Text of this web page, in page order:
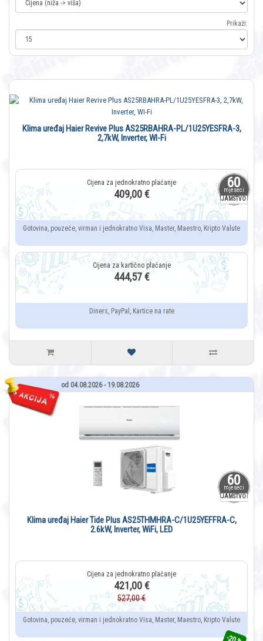
Prikaži:
60
mjeseci
JAMSTVO
Klima uređaj Haier Revive Plus AS25RBAHRA-PL/1U25YESFRA-3,
2,7kW, Inverter, WI-Fi
409,00 €
Gotovina, pouzeće, virman i jednokratno Visa, Master, Maestro, Kripto Valute
444,57 €
Diners, PayPal, Kartice na rate
od 04.08.2026 - 19.08.2026
60
mjeseci
JAMSTVO
Klima uređaj Haier Tide Plus AS25THMHRA-C/1U25YEFFRA-C,
2.6kW, Inverter, WiFi, LED
421,00 €
527,00 €
Gotovina, pouzeće, virman i jednokratno Visa, Master, Maestro, Kripto Valute